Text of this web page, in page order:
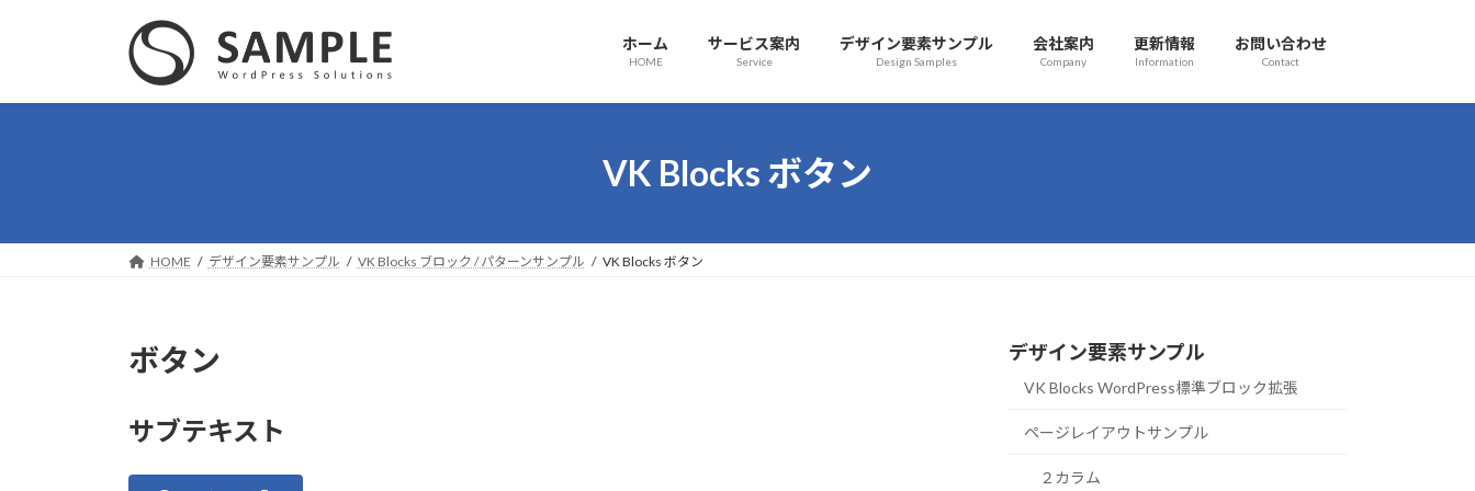
プ
動
ホーム
HOME
サービス案内
Service
デザイン要素サンプル
Design Samples
会社案内
Company
更新情報
Information
お問い合わせ
Contact
VK Blocks ボタン
HOME デザイン要素サンプル VK Blocks ブロック / パターンサンプル VK Blocks ボタン
ボタン
サブテキスト
デザイン要素サンプル
VK Blocks WordPress標準ブロック拡張
ページレイアウトサンプル
２カラム